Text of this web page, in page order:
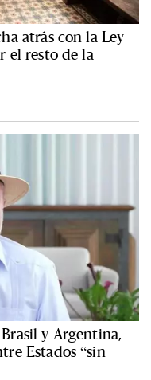
atrás con la Ley
el resto de la
y Argentina,
Estados “sin